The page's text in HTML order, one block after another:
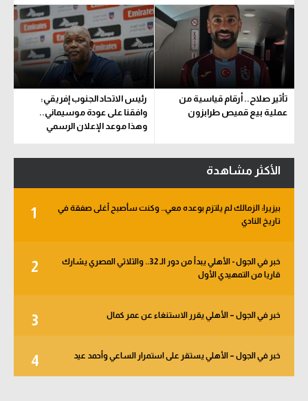
تأثير صلاح.. أرقام قياسية من
عملية بيع قميص طرابزون
رئيس الاتحاد الجنوب إفريقي:
وافقنا على عودة موسيماني..
وهذا موعد الإعلان الرسمي
الأكثر مشاهدة
1
بيزيرا: الزمالك لم يلتزم بوعده معي.. وكنت سأصبح أغلى صفقة في
تاريخ النادي
2
خبر في الجول - الأهلي يبدأ من دور الـ 32.. والثلاثي المصري يشارك
قاريا من التمهيدي الأول
3 خبر في الجول – الأهلي يقرر الاستنغاء عن عمر كمال
4 خبر في الجول – الأهلي يستقر على استمرار الساعي وأحمد عيد